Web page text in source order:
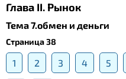
Глава II. Рынок
Тема 7.обмен и деньги
Страница 38
1 2 3 4 5